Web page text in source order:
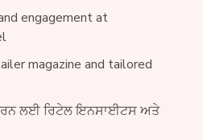
engagement at
magazine and tailored
ਲਈ ਰਿਟੇਲ ਇਨਸਾਈਟਸ ਅਤੇ